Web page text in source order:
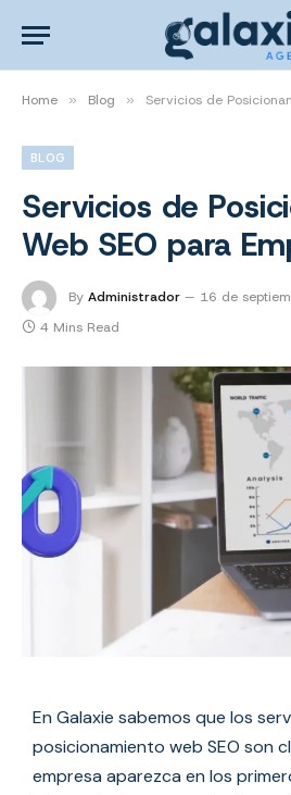
Home » Blog » Servicios de
BLOG
Servicios de
Web SEO para
By Administrador
16 de
4 Mins Read
En Galaxie sabemos que los
posicionamiento web SEO son
empresa aparezca en los